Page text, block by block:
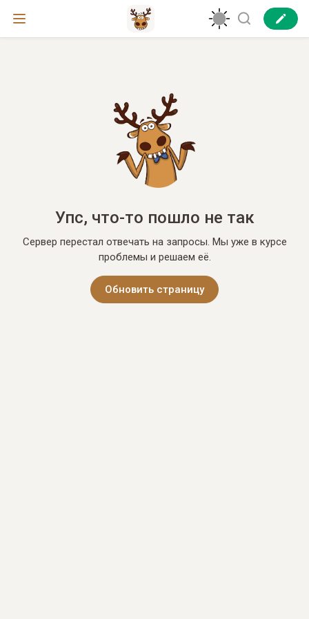
Упс, что-то пошло не так
Сервер перестал отвечать на запросы. Мы уже в курсе
проблемы и решаем её.
Обновить страницу